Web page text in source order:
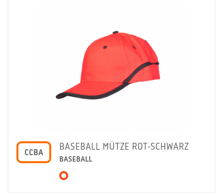
CCBA
BASEBALL MÜTZE ROT-SCHWARZ
BASEBALL